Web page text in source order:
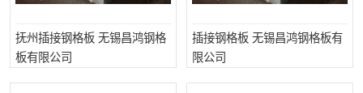
抚州插接钢格板 无锡昌鸿钢格
板有限公司
插接钢格板 无锡昌鸿钢格板有
限公司